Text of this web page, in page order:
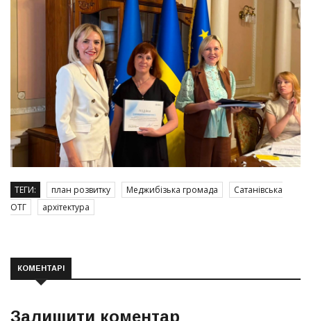
ТЕГИ: план розвитку Меджибізька громада
Сатанівська
ОТГ
архітектура
КОМЕНТАРІ
Залишити коментар